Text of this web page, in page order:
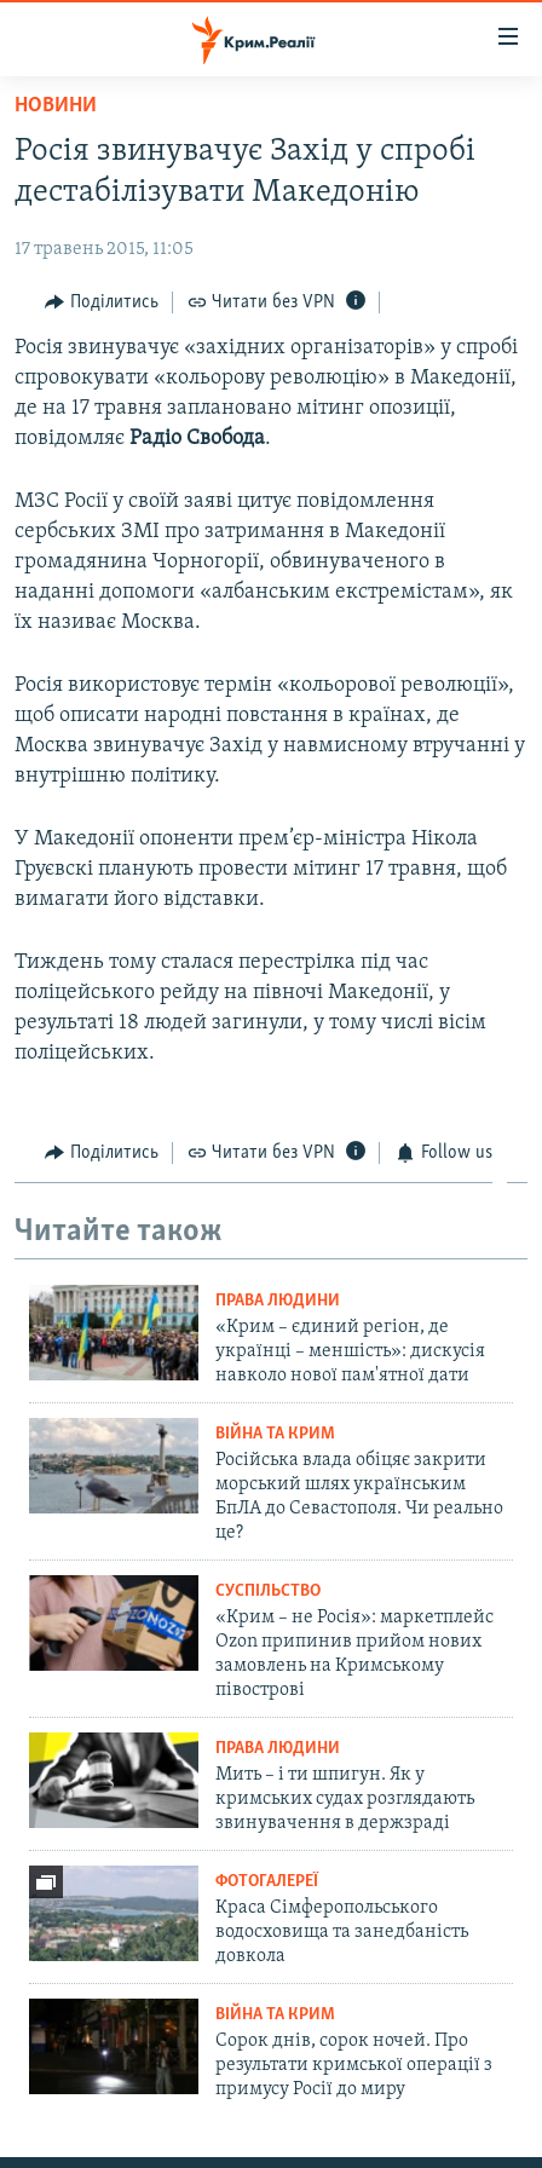
Перейти
основного
матеріалу
до
навігації
Перейти
до
пошуку
ВОДА.КРИМ
ВІДЕО ТА ФОТО
ПОЛІТИКА
БЛОГИ
ПОГЛЯД
ІНТЕРВ'Ю
ВСЕ ЗА ДЕНЬ
ДЕПОРТАЦІЯ
ВІДЕОУРОКИ «ELIFBE»
ІНФОГРАФІКА
ЯК ОБІЙТИ БЛОКУВАННЯ
Русский
Qırımtatar
ДОЛУЧАЙСЯ!
НОВИНИ
Росія звинувачує Захід у спробі
дестабілізувати Македонію
17 травень 2015, 11:05
Поділитись Читати без VPN
Росія звинувачує «західних організаторів» у спробі
спровокувати «кольорову революцію» в Македонії,
де на 17 травня заплановано мітинг опозиції,
повідомляє Радіо Свобода.
МЗС Росії у своїй заяві цитує повідомлення
сербських ЗМІ про затримання в Македонії
громадянина Чорногорії, обвинуваченого в
наданні допомоги «албанським екстремістам», як
їх називає Москва.
Росія використовує термін «кольорової революції»,
щоб описати народні повстання в країнах, де
Москва звинувачує Захід у навмисному втручанні у
внутрішню політику.
У Македонії опоненти прем’єр-міністра Нікола
Груєвскі планують провести мітинг 17 травня, щоб
вимагати його відставки.
Тиждень тому сталася перестрілка під час
поліцейського рейду на півночі Македонії, у
результаті 18 людей загинули, у тому числі вісім
поліцейських.
Поділитись Читати без VPN Follow us
Читайте також
ПРАВА ЛЮДИНИ
«Крим – єдиний регіон, де
українці – меншість»: дискусія
навколо нової пам'ятної дати
ВІЙНА ТА КРИМ
Російська влада обіцяє закрити
морський шлях українським
БпЛА до Севастополя. Чи реально
це?
СУСПІЛЬСТВО
«Крим – не Росія»: маркетплейс
Ozon припинив прийом нових
замовлень на Кримському
півострові
ПРАВА ЛЮДИНИ
Мить – і ти шпигун. Як у
кримських судах розглядають
звинувачення в держзраді
ФОТОГАЛЕРЕЇ
Краса Сімферопольського
водосховища та занедбаність
довкола
ВІЙНА ТА КРИМ
Сорок днів, сорок ночей. Про
результати кримської операції з
примусу Росії до миру